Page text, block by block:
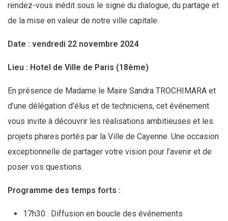
rendez-vous inédit sous le signe du dialogue, du partage et
de la mise en valeur de notre ville capitale.
Date : vendredi 22 novembre 2024
Lieu : Hotel de Ville de Paris (18ème)
En présence de Madame le Maire Sandra TROCHIMARA et
d’une délégation d’élus et de techniciens, cet événement
vous invite à découvrir les réalisations ambitieuses et les
projets phares portés par la Ville de Cayenne. Une occasion
exceptionnelle de partager votre vision pour l’avenir et de
poser vos questions.
Programme des temps forts :
17h30 : Diffusion en boucle des événements